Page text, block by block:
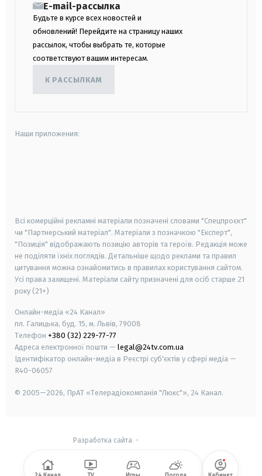
E-mail-рассылка
Будьте в курсе всех новостей и
обновлений! Перейдите на страницу наших
рассылок, чтобы выбрать те, которые
соответствуют вашим интересам.
К РАССЫЛКАМ
Наши приложения:
Всі комерційні рекламні матеріали позначені словами "Спецпроєкт"
чи "Партнерський матеріал". Матеріали з позначкою "Експерт",
"Позиція" відображають позицію авторів та героїв. Редакція може
не поділяти їхніх поглядів. Детальніше щодо реклами та правил
цитування можна ознайомитись в правилах користування сайтом.
Усі права захищені. Матеріали сайту призначені для осіб старше 21
року (21+)
Онлайн-медіа «24 Канал»
пл. Галицька, буд. 15, м. Львів, 79008
Телефон +380 (32) 229-77-77
Адреса електронної пошти — legal@24tv.com.ua
Ідентифікатор онлайн-медіа в Реєстрі суб'єктів у сфері медіа —
R40-06057
© 2005—2026, ПрАТ «Телерадіокомпанія "Люкс"», 24 Канал.
Разработка сайта -